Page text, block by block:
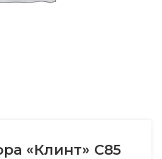
«Клинт» С85